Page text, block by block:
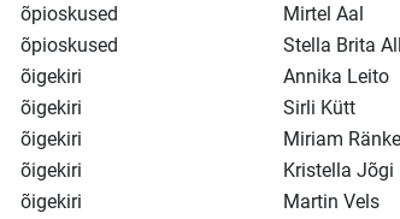
õpioskused
Mirtel Aal
õpioskused
Stella Brita
õigekiri
Annika Leito
õigekiri
Sirli Kütt
õigekiri
Miriam
õigekiri
Kristella Jõgi
õigekiri
Martin Vels